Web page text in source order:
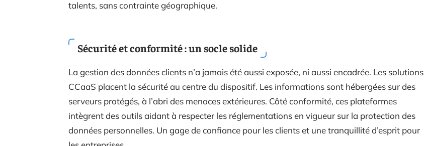
talents, sans contrainte géographique.
Sécurité et conformité : un socle solide
La gestion des données clients n’a jamais été aussi exposée, ni aussi encadrée. Les solutions
CCaaS placent la sécurité au centre du dispositif. Les informations sont hébergées sur des
serveurs protégés, à l’abri des menaces extérieures. Côté conformité, ces plateformes
intègrent des outils aidant à respecter les réglementations en vigueur sur la protection des
données personnelles. Un gage de confiance pour les clients et une tranquillité d’esprit pour